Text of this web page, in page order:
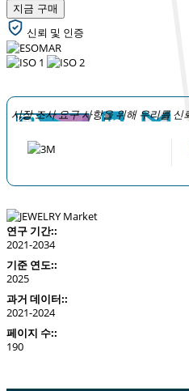
지금 구매
신뢰 및 인증
시장 조사 요구 사항을 위해 우리를 신
연구 기간::
2021-2034
기준 연도::
2025
과거 데이터::
2021-2024
페이지 수::
190